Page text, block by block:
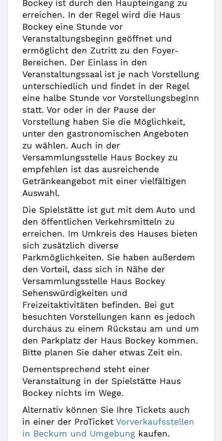
Bockey ist durch den Haupteingang zu
erreichen. In der Regel wird die Haus
Bockey eine Stunde vor
Veranstaltungsbeginn geöffnet und
ermöglicht den Zutritt zu den Foyer-
Bereichen. Der Einlass in den
Veranstaltungssaal ist je nach Vorstellung
unterschiedlich und findet in der Regel
eine halbe Stunde vor Vorstellungsbeginn
statt. Vor oder in der Pause der
Vorstellung haben Sie die Möglichkeit,
unter den gastronomischen Angeboten
zu wählen. Auch in der
Versammlungsstelle Haus Bockey zu
empfehlen ist das ausreichende
Getränkeangebot mit einer vielfältigen
Auswahl.
Die Spielstätte ist gut mit dem Auto und
den öffentlichen Verkehrsmitteln zu
erreichen. Im Umkreis des Hauses bieten
sich zusätzlich diverse
Parkmöglichkeiten. Sie haben außerdem
den Vorteil, dass sich in Nähe der
Versammlungsstelle Haus Bockey
Sehenswürdigkeiten und
Freizeitaktivitäten befinden. Bei gut
besuchten Vorstellungen kann es jedoch
durchaus zu einem Rückstau am und um
den Parkplatz der Haus Bockey kommen.
Bitte planen Sie daher etwas Zeit ein.
Dementsprechend steht einer
Veranstaltung in der Spielstätte Haus
Bockey nichts im Wege.
Alternativ können Sie Ihre Tickets auch
in einer der ProTicket Vorverkaufsstellen
in Beckum und Umgebung kaufen.